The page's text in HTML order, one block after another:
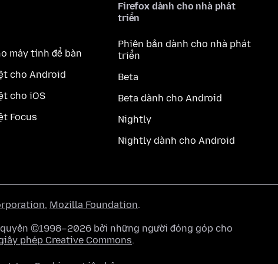
máy tính để bàn
cho Android
cho iOS
Focus
Firefox dành cho nhà phát
triển
Phiên bản dành cho nhà phát
triển
Beta
Beta dành cho Android
Nightly
Nightly dành cho Android
, Mozilla Foundation.
©1998–2026 bởi những người đóng góp cho
phép Creative Commons.